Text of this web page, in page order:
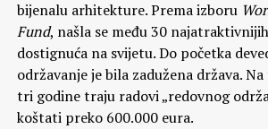
bijenalu arhitekture. Prema izboru
Fund, našla se među 30
dostignuća na svijetu. Do početka
održavanje je bila zadužena država.
tri godine traju radovi „redovnog
koštati preko 600.000 eura.